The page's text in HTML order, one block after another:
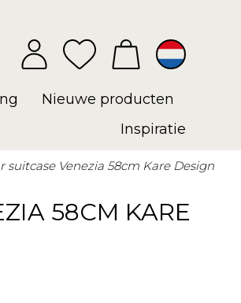
Nieuwe producten
Inspiratie
suitcase Venezia 58cm Kare Design
58CM KARE